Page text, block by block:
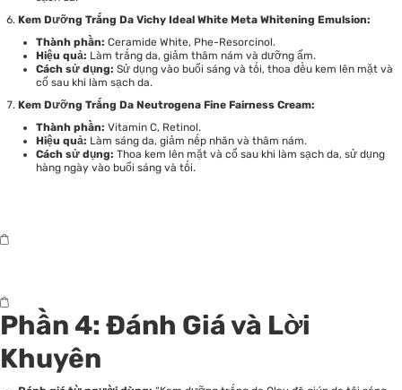
Kem Dưỡng Trắng Da Vichy Ideal White Meta Whitening Emulsion:
Thành phần: Ceramide White, Phe-Resorcinol.
Hiệu quả: Làm trắng da, giảm thâm nám và dưỡng ẩm.
Cách sử dụng: Sử dụng vào buổi sáng và tối, thoa đều kem lên mặt và
cổ sau khi làm sạch da.
Kem Dưỡng Trắng Da Neutrogena Fine Fairness Cream:
Thành phần: Vitamin C, Retinol.
Hiệu quả: Làm sáng da, giảm nếp nhăn và thâm nám.
Cách sử dụng: Thoa kem lên mặt và cổ sau khi làm sạch da, sử dụng
hàng ngày vào buổi sáng và tối.
Phần 4: Đánh Giá và Lời
Khuyên